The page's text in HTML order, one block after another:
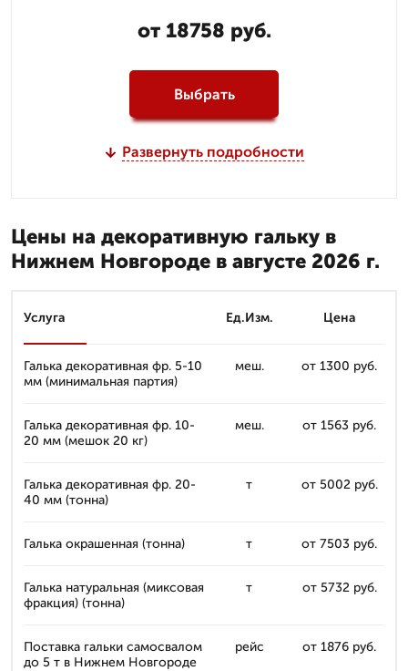
от 18758 руб.
Выбрать
Развернуть подробности
Цены на декоративную гальку в
Нижнем Новгороде в августе 2026 г.
Услуга Ед.Изм. Цена
Галька декоративная фр. 5-10
мм (минимальная партия)
меш. от 1300 руб.
Галька декоративная фр. 10-
20 мм (мешок 20 кг)
меш. от 1563 руб.
Галька декоративная фр. 20-
40 мм (тонна)
т от 5002 руб.
Галька окрашенная (тонна) т от 7503 руб.
Галька натуральная (миксовая
фракция) (тонна)
т от 5732 руб.
Поставка гальки самосвалом
до 5 т в Нижнем Новгороде
рейс от 1876 руб.